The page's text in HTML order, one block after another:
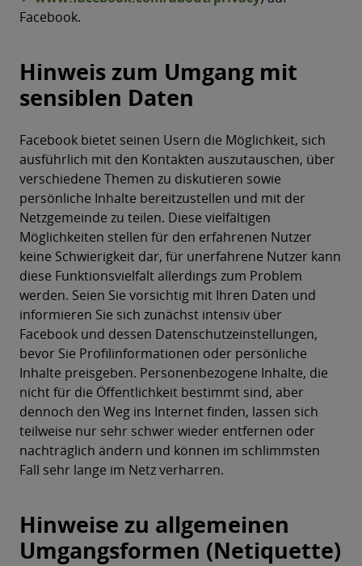
Facebook.
Hinweis zum Umgang mit
sensiblen Daten
Facebook bietet seinen Usern die Möglichkeit, sich
ausführlich mit den Kontakten auszutauschen, über
verschiedene Themen zu diskutieren sowie
persönliche Inhalte bereitzustellen und mit der
Netzgemeinde zu teilen. Diese vielfältigen
Möglichkeiten stellen für den erfahrenen Nutzer
keine Schwierigkeit dar, für unerfahrene Nutzer kann
diese Funktionsvielfalt allerdings zum Problem
werden. Seien Sie vorsichtig mit Ihren Daten und
informieren Sie sich zunächst intensiv über
Facebook und dessen Datenschutzeinstellungen,
bevor Sie Profilinformationen oder persönliche
Inhalte preisgeben. Personenbezogene Inhalte, die
nicht für die Öffentlichkeit bestimmt sind, aber
dennoch den Weg ins Internet finden, lassen sich
teilweise nur sehr schwer wieder entfernen oder
nachträglich ändern und können im schlimmsten
Fall sehr lange im Netz verharren.
Hinweise zu allgemeinen
Umgangsformen (Netiquette)